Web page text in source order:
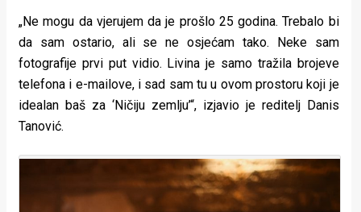
„Ne mogu da vjerujem da je prošlo 25 godina. Trebalo bi
da sam ostario, ali se ne osjećam tako. Neke sam
fotografije prvi put vidio. Livina je samo tražila brojeve
telefona i e-mailove, i sad sam tu u ovom prostoru koji je
idealan baš za ‘Ničiju zemlju’“, izjavio je reditelj Danis
Tanović.